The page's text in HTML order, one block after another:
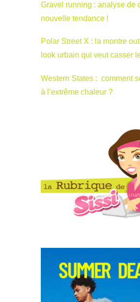
Gravel running : analyse de
nouvelle tendance !
Polar Street X : la montre
look urbain qui veut casser
Western States : comment
à l’extrême chaleur ?